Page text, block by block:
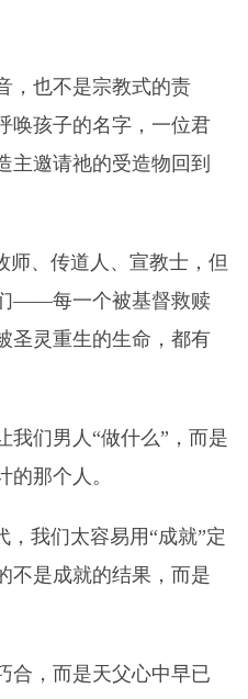
，也不是宗教式的责
唤孩子的名字，一位君
主邀请祂的受造物回到
师、传道人、宣教士，但
——每一个被基督救赎
圣灵重生的生命，都有
我们男人“做什么”，而是
那个人。
，我们太容易用“成就”定
不是成就的结果，而是
合，而是天父心中早已